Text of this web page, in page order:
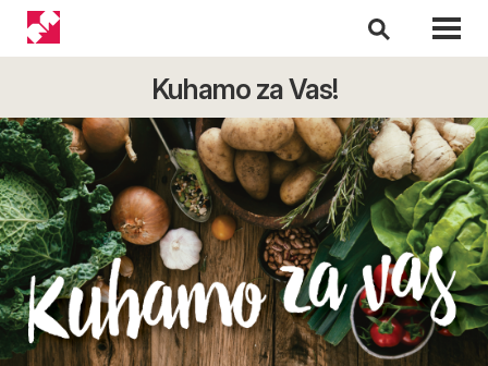
Kuhamo za Vas!